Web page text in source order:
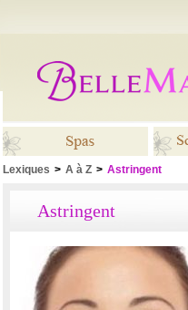
Lexiques > A à Z > Astringent
Astringent